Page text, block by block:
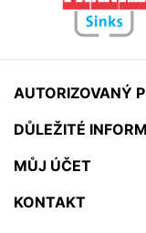
AUTORIZOVANÝ
DŮLEŽITÉ
MŮJ ÚČET
KONTAKT